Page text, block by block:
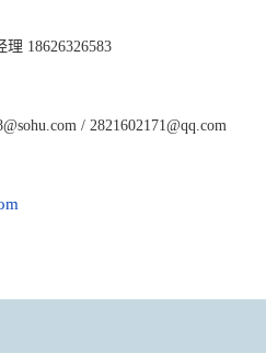
18626326583
/ 2821602171@qq.com